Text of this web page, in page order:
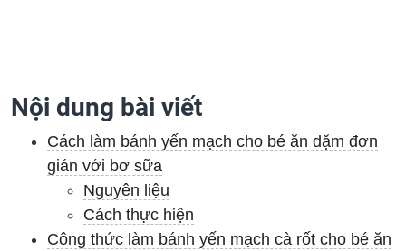
Nội dung bài viết
Cách làm bánh yến mạch cho bé ăn dặm đơn
giản với bơ sữa
Nguyên liệu
Cách thực hiện
Công thức làm bánh yến mạch cà rốt cho bé ăn